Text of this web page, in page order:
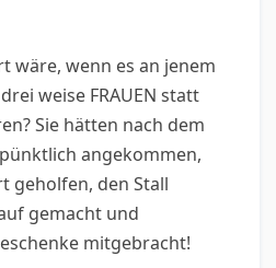
wäre, wenn es an jenem
weise FRAUEN statt
Sie hätten nach dem
angekommen,
geholfen, den Stall
gemacht und
mitgebracht!